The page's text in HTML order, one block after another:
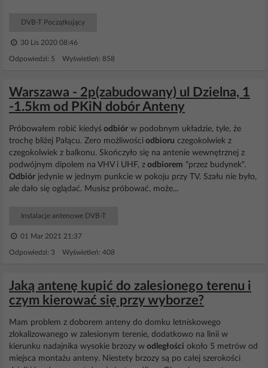
DVB-T Początkujący
30 Lis 2020 08:46
Odpowiedzi: 5 Wyświetleń: 858
Warszawa - 2p(zabudowany) ul Dzielna, 1
-1.5km od PKiN dobór Anteny
Próbowałem robić kiedyś odbiór w podobnym układzie, tyle, że
trochę bliżej Pałącu. Zero możliwości odbioru czegokolwiek z
czegokolwiek z balkonu. Skończyło się na antenie wewnętrznej z
podwójnym dipolem na VHV i UHF, z odbiorem "przez budynek".
Odbiór jedynie w jednym punkcie w pokoju przy TV. Szału nie było,
ale dało się oglądać. Musisz próbować, może...
Instalacje antenowe DVB-T
01 Mar 2021 21:37
Odpowiedzi: 3 Wyświetleń: 408
Jaką antenę kupić do zalesionego terenu i
czym kierować się przy wyborze?
Mam problem z doborem anteny do domku letniskowego
zlokalizowanego w zalesionym terenie, dodatkowo na linii w
kierunku nadajnika wysokie brzozy w odległości około 5 metrów od
miejsca montażu anteny. Niestety brzozy są po całej szerokości